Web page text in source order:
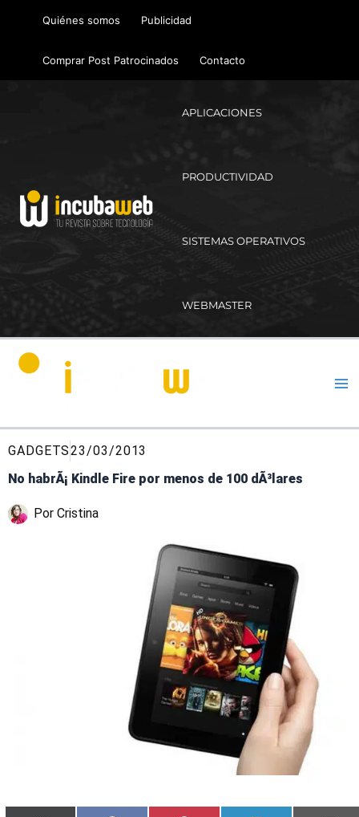
Quiénes somos Publicidad
Comprar Post Patrocinados Contacto
APLICACIONES
PRODUCTIVIDAD
SISTEMAS OPERATIVOS
WEBMASTER
GADGETS23/03/2013
No habrÃ¡ Kindle Fire por menos de 100 dÃ³lares
Por Cristina